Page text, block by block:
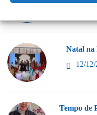
02/
Natal na
12/
Tempo de